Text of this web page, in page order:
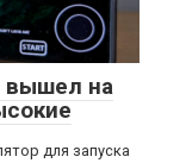
вышел на
для запуска